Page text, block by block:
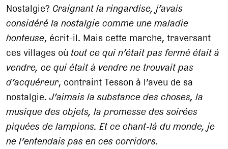
Nostalgie? Craignant la ringardise, j’avais
considéré la nostalgie comme une maladie
honteuse, écrit-il. Mais cette marche, traversant
ces villages où tout ce qui n’était pas fermé était à
vendre, ce qui était à vendre ne trouvait pas
d’acquéreur, contraint Tesson à l’aveu de sa
nostalgie.J’aimais la substance des choses, la
musique des objets, la promesse des soirées
piquées de lampions. Et ce chant-là du monde, je
ne l’entendais pas en ces corridors.